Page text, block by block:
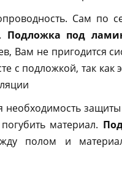
Сам по
Подложка под
Вам не пригодится
с подложкой, так
защиты
материал.
полом и